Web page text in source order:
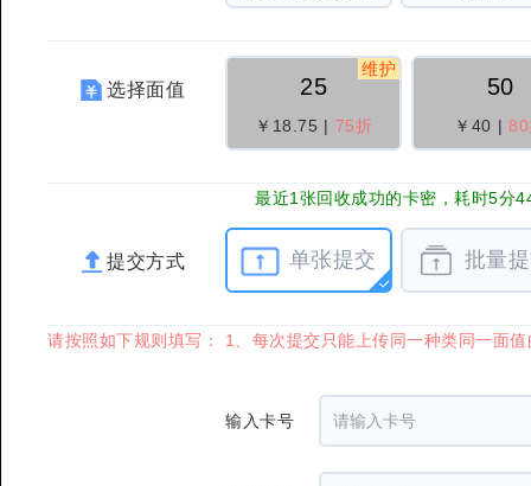
选择面值 25
￥18.75 | 75折
维护
50
￥40 |
最近1张回收成功的卡密，耗时5分
提交方式 单张提交 批量
请按照如下规则填写： 1、每次提交只能上传同一种类同一面
输入卡号